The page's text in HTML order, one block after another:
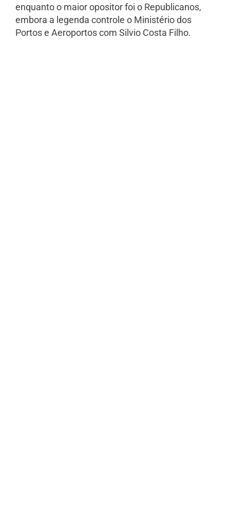
enquanto o maior opositor foi o Republicanos,
embora a legenda controle o Ministério dos
Portos e Aeroportos com Silvio Costa Filho.